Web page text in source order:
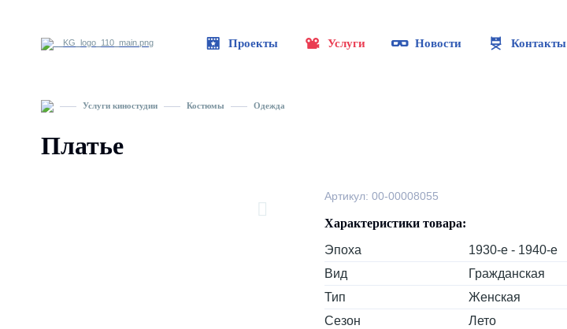
Проекты Услуги Новости Контакты
Услуги киностудии Костюмы Одежда
Платье
Артикул: 00-00008055
Характеристики товара:
Эпоха
1930-е - 1940-е
Вид
Гражданская
Тип
Женская
Сезон
Лето